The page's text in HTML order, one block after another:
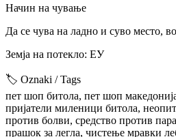
Начин на чување
Да се чува на ладно и суво место,
Земја на потекло: ЕУ
🏷️ Oznaki / Tags
пет шоп битола, пет шоп
пријатели миленици битола,
против болви, средство против
прашок за легла, чистење мравки